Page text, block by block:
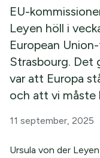
EU-
Leyen höll i
European
Strasbourg.
var att Europa
och att vi måste
11 september, 2025
Ursula von der